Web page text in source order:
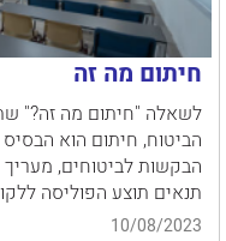
חיתום מה זה
לשאלה "חיתום מה זה?"
הביטוח, חיתום הוא
הבקשות לביטוחים,
תנאים תוצע הפוליסה
10/08/2023